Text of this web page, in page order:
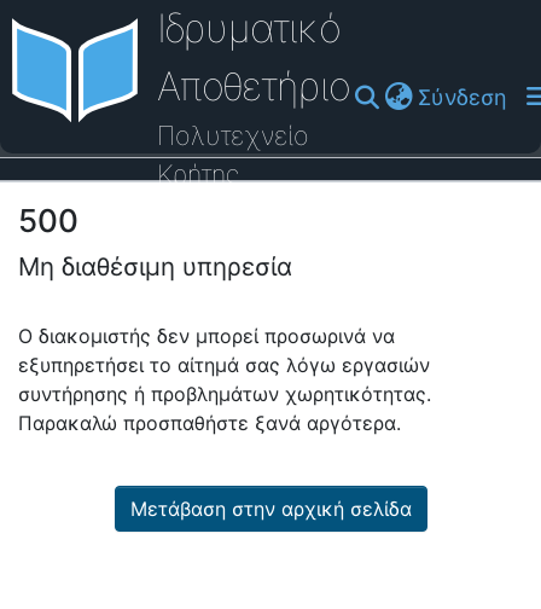
Ιδρυματικό
Αποθετήριο
Πολυτεχνείο
Κρήτης
Σύνδεση
Οδηγός Βοήθειας
500
Μη διαθέσιμη υπηρεσία
Ο διακομιστής δεν μπορεί προσωρινά να
εξυπηρετήσει το αίτημά σας λόγω εργασιών
συντήρησης ή προβλημάτων χωρητικότητας.
Παρακαλώ προσπαθήστε ξανά αργότερα.
Μετάβαση στην αρχική σελίδα